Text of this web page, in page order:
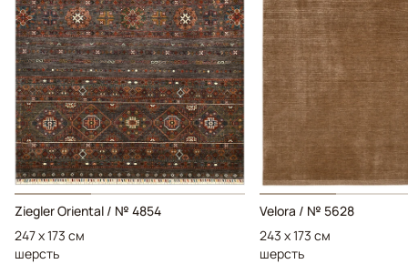
Ziegler Oriental / № 4854
247 x 173 см
шерсть
Velora / № 5628
243 x 173 см
шерсть